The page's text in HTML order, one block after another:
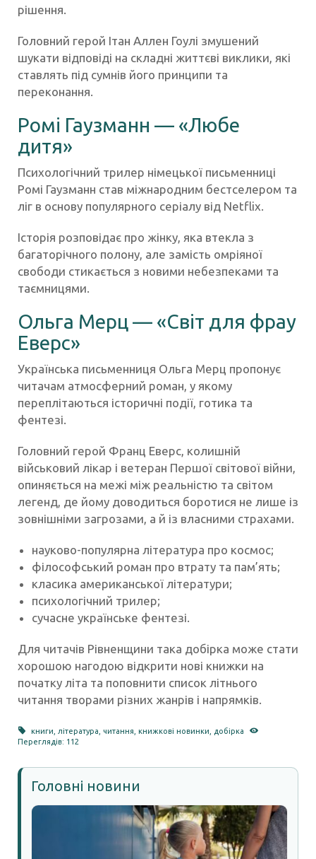
рішення.
Головний герой Ітан Аллен Гоулі змушений
шукати відповіді на складні життєві виклики, які
ставлять під сумнів його принципи та
переконання.
Ромі Гаузманн — «Любе
дитя»
Психологічний трилер німецької письменниці
Ромі Гаузманн став міжнародним бестселером та
ліг в основу популярного серіалу від Netflix.
Історія розповідає про жінку, яка втекла з
багаторічного полону, але замість омріяної
свободи стикається з новими небезпеками та
таємницями.
Ольга Мерц — «Світ для фрау
Еверс»
Українська письменниця Ольга Мерц пропонує
читачам атмосферний роман, у якому
переплітаються історичні події, готика та
фентезі.
Головний герой Франц Еверс, колишній
військовий лікар і ветеран Першої світової війни,
опиняється на межі між реальністю та світом
легенд, де йому доводиться боротися не лише із
зовнішніми загрозами, а й із власними страхами.
науково-популярна література про космос;
філософський роман про втрату та пам’ять;
класика американської літератури;
психологічний трилер;
сучасне українське фентезі.
Для читачів Рівненщини така добірка може стати
хорошою нагодою відкрити нові книжки на
початку літа та поповнити список літнього
читання творами різних жанрів і напрямків.
книги література ,читання ,книжкові новинки
добірка
Переглядів: 112
Головні новини